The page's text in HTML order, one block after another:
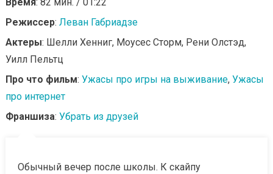
Режиссер: Леван Габриадзе
Актеры: Шелли Хенниг, Моусес Сторм, Рени Олстэд,
Уилл Пельтц
Про что фильм: Ужасы про игры на выживание, Ужасы
про интернет
Франшиза: Убрать из друзей
Обычный вечер после школы. К скайпу